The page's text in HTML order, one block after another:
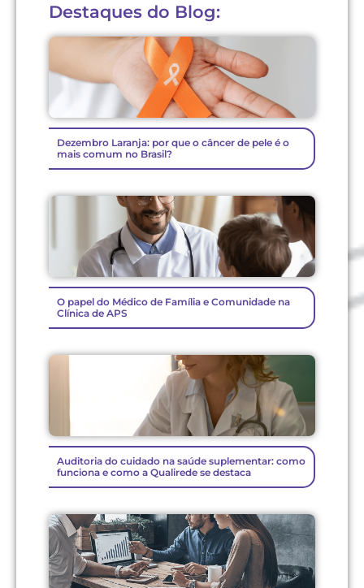
Destaques do Blog:
Dezembro Laranja: por que o câncer de pele é o
mais comum no Brasil?
O papel do Médico de Família e Comunidade na
Clínica de APS
Auditoria do cuidado na saúde suplementar: como
funciona e como a Qualirede se destaca